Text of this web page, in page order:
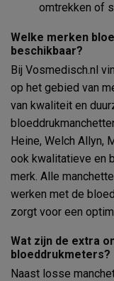
omtrekken of
Welke merken
beschikbaar?
Bij Vosmedisch.nl
op het gebied van
van kwaliteit en
Heine, Welch Allyn,
ook kwalitatieve en
merk. Alle
werken met de
zorgt voor een
Wat zijn de extra
bloeddrukmeters?
Naast losse